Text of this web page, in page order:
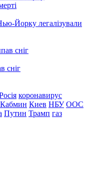
Йорку легалізували
сніг
коронавирус
Кабмин Киев НБУ ООС
Путин Трамп газ